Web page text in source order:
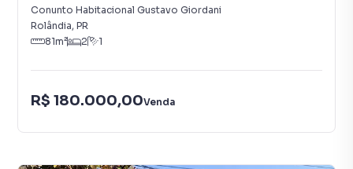
Giordani
Conunto Habitacional Gustavo Giordani
Rolândia, PR
81m² 2 1
R$ 180.000,00Venda